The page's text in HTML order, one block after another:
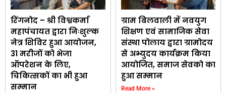
रिंगनोद – श्री विश्वकर्मा
महापंचायत द्वारा निःशुल्क
नेत्र शिविर हुआ आयोजन,
31 मरीजों को भेजा
ऑपरेशन के लिए,
चिकित्सकों का भी हुआ
सम्मान
ग्राम बिलवाली में नवयुग
शिक्षण एवं सामाजिक सेवा
संस्था पोलाय द्वारा ग्रामोदय
से अभ्युदय कार्यक्रम किया
आयोजित, समाज सेवको का
हुआ सम्मान
Read More »